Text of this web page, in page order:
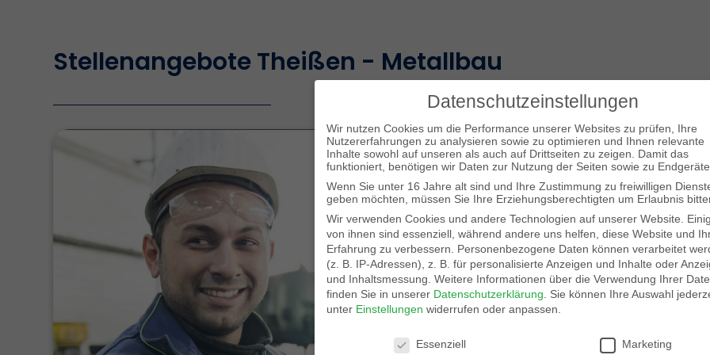
Stellenangebote Theißen - Metallbau
Krefeld
Datenschutzeinstellungen
Wir nutzen Cookies um die Performance unserer Websites zu prüfen, Ihre
Nutzererfahrungen zu analysieren sowie zu optimieren und Ihnen relevante
Inhalte sowohl auf unseren als auch auf Drittseiten zu zeigen. Damit das
funktioniert, benötigen wir Daten zur Nutzung der Seiten sowie zu
Wenn Sie unter 16 Jahre alt sind und Ihre Zustimmung zu freiwilligen
geben möchten, müssen Sie Ihre Erziehungsberechtigten um Erlaubnis
Wir verwenden Cookies und andere Technologien auf unserer Website.
von ihnen sind essenziell, während andere uns helfen, diese Website und
Erfahrung zu verbessern.
Personenbezogene Daten können verarbeitet
(z. B. IP-Adressen), z. B. für personalisierte Anzeigen und Inhalte oder
und Inhaltsmessung. Weitere Informationen über die Verwendung Ihrer
finden Sie in unserer Datenschutzerklärung
Sie können Ihre Auswahl
unter Einstellungen widerrufen oder anpassen.
Essenziell
Marketing